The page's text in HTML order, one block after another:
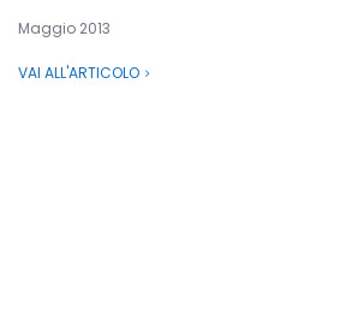
Maggio 2013
VAI ALL'ARTICOLO